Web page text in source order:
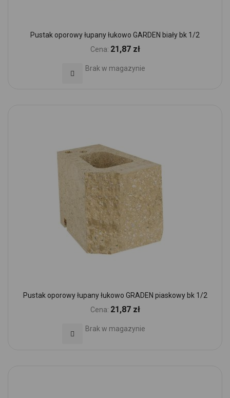
Pustak oporowy łupany łukowo GARDEN biały bk 1/2
Cena: 21,87 zł
Brak w magazynie
Dodaj do Ulubionych
Pustak oporowy łupany łukowo GRADEN piaskowy bk 1/2
Cena: 21,87 zł
Brak w magazynie
Dodaj do Ulubionych